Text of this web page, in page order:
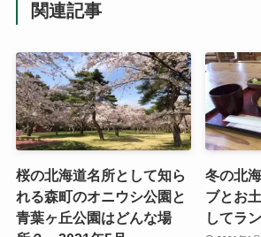
関連記事
桜の北海道名所として知ら
れる森町のオニウシ公園と
青葉ヶ丘公園はどんな場
冬の北
ブとお
してラ